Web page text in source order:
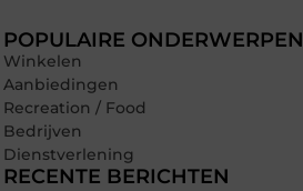
POPULAIRE ONDERWERPEN
Winkelen
Aanbiedingen
Recreation / Food
Bedrijven
Dienstverlening
RECENTE BERICHTEN